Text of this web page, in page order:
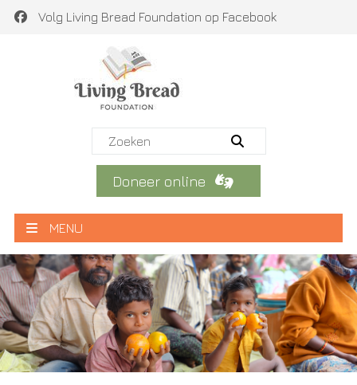
Volg Living Bread Foundation op Facebook
Doneer online
MENU